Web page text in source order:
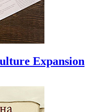
Expansion